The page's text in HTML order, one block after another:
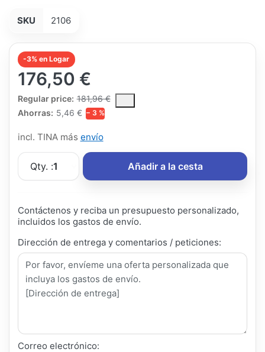
SKU 2106
-3% en Logar
176,50 €
Regular price: 181,96 €
The Regular Price is the median selling price paid by
Ahorras: 5,46 € − 3 %
incl. TINA más envío
Qty. :1 Añadir a la cesta
Contáctenos y reciba un presupuesto personalizado,
incluidos los gastos de envío.
Dirección de entrega y comentarios / peticiones:
Correo electrónico: